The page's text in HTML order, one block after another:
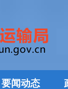
要闻动态